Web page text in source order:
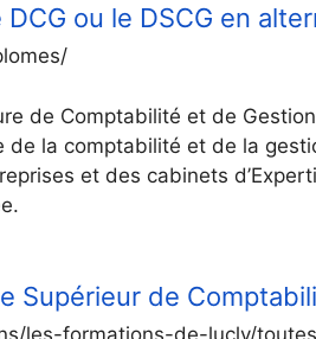
ou le DSCG en
de Comptabilité et de
de la comptabilité et de la
et des cabinets
Supérieur de
les-formations-de-lucly/